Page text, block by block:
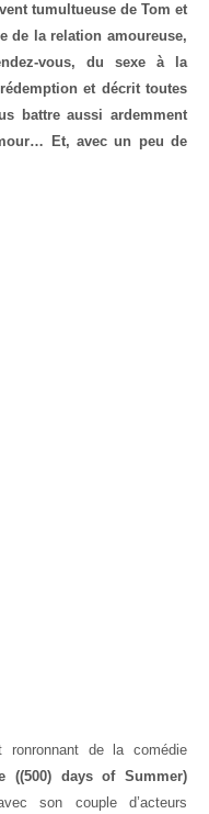
tumultueuse de Tom et
de la relation amoureuse,
vous, du sexe à la
et décrit toutes
battre aussi ardemment
Et, avec un peu de
ronronnant de la comédie
((500) days of Summer)
son couple d’acteurs